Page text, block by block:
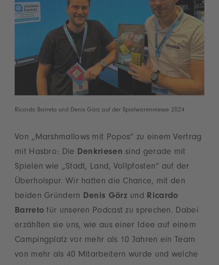
Ricardo Barreto und Denis Görz auf der Spielwarenmesse 2024
Von „Marshmallows mit Popos“ zu einem Vertrag
mit Hasbro: Die Denkriesen sind gerade mit
Spielen wie „Stadt, Land, Vollpfosten“ auf der
Überholspur. Wir hatten die Chance, mit den
beiden Gründern Denis Görz und Ricardo
Barreto für unseren Podcast zu sprechen. Dabei
erzählten sie uns, wie aus einer Idee auf einem
Campingplatz vor mehr als 10 Jahren ein Team
von mehr als 40 Mitarbeitern wurde und welche